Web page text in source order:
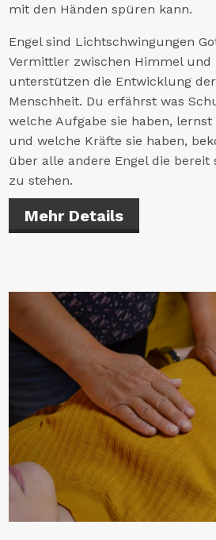
mit den Händen spüren kann.
Engel sind Lichtschwingungen
Vermittler zwischen Himmel und
unterstützen die Entwicklung
Menschheit. Du erfährst was
welche Aufgabe sie haben,
und welche Kräfte sie haben,
über alle andere Engel die bereit
zu stehen.
Mehr Details